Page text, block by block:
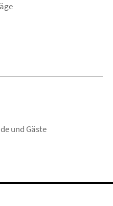
und Gäste